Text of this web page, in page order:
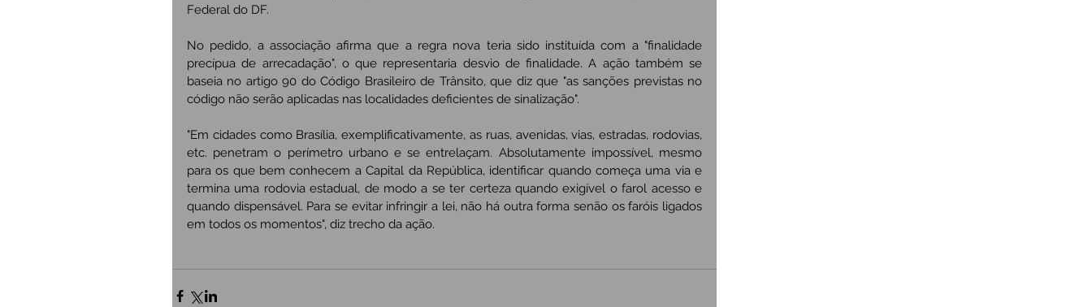
Federal do DF.
No pedido, a associação afirma que a regra nova teria sido instituída com a "finalidade
precípua de arrecadação", o que representaria desvio de finalidade. A ação também se
baseia no artigo 90 do Código Brasileiro de Trânsito, que diz que "as sanções previstas no
código não serão aplicadas nas localidades deficientes de sinalização".
"Em cidades como Brasília, exemplificativamente, as ruas, avenidas, vias, estradas, rodovias,
etc. penetram o perímetro urbano e se entrelaçam. Absolutamente impossível, mesmo
para os que bem conhecem a Capital da República, identificar quando começa uma via e
termina uma rodovia estadual, de modo a se ter certeza quando exigível o farol acesso e
quando dispensável. Para se evitar infringir a lei, não há outra forma senão os faróis ligados
em todos os momentos", diz trecho da ação.